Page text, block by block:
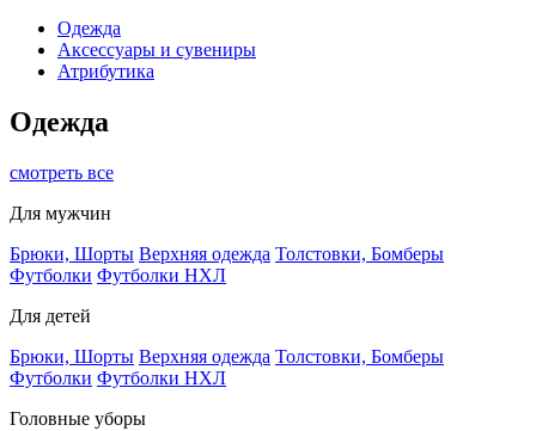
Одежда
Аксессуары и сувениры
Атрибутика
Одежда
смотреть все
Для мужчин
Брюки, Шорты Верхняя одежда Толстовки, Бомберы
Футболки Футболки НХЛ
Для детей
Брюки, Шорты Верхняя одежда Толстовки, Бомберы
Футболки Футболки НХЛ
Головные уборы